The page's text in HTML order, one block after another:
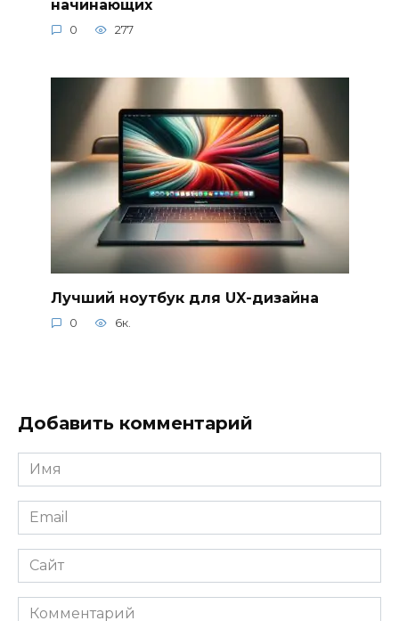
начинающих
0 277
Лучший ноутбук для UX-дизайна
0 6к.
Добавить комментарий
Имя
*
Email
*
Сайт
Комментарий